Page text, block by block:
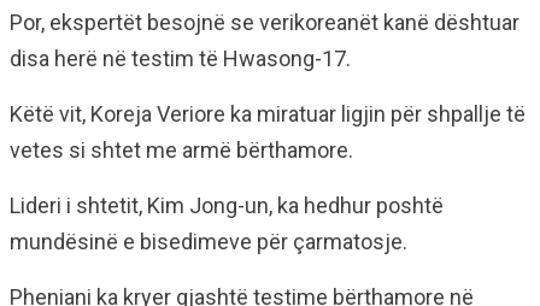
Por, ekspertët besojnë se verikoreanët kanë dështuar
disa herë në testim të Hwasong-17.
Këtë vit, Koreja Veriore ka miratuar ligjin për shpallje të
vetes si shtet me armë bërthamore.
Lideri i shtetit, Kim Jong-un, ka hedhur poshtë
mundësinë e bisedimeve për çarmatosje.
Pheniani ka kryer gjashtë testime bërthamore në